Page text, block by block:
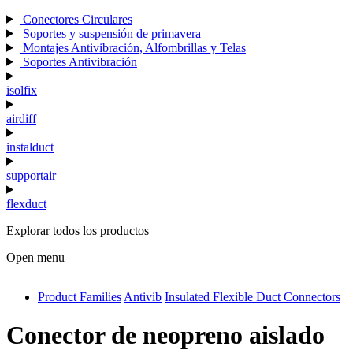
Conectores Circulares
Soportes y suspensión de primavera
Montajes Antivibración, Alfombrillas y Telas
Soportes Antivibración
isolfix
airdiff
instalduct
supportair
flexduct
Explorar todos los productos
Open menu
antivib
Product Families Antivib Insulated Flexible Duct Connectors
Conector de neopreno aislado